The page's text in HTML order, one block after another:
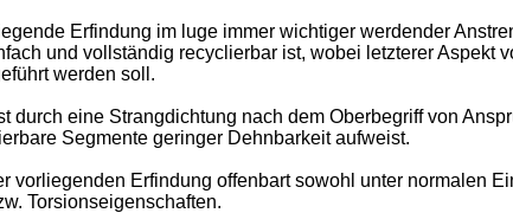
Erfindung im luge immer wichtiger werdender
und vollständig recyclierbar ist, wobei letzterer
werden soll.
durch eine Strangdichtung nach dem Oberbegriff von
Segmente geringer Dehnbarkeit aufweist.
vorliegenden Erfindung offenbart sowohl unter normalen
Torsionseigenschaften.